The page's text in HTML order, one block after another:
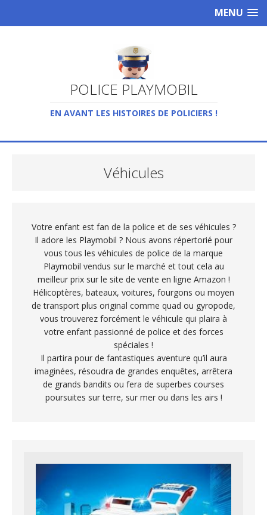
MENU
POLICE PLAYMOBIL
EN AVANT LES HISTOIRES DE POLICIERS !
Véhicules
Votre enfant est fan de la police et de ses véhicules ?
Il adore les Playmobil ? Nous avons répertorié pour
vous tous les véhicules de police de la marque
Playmobil vendus sur le marché et tout cela au
meilleur prix sur le site de vente en ligne Amazon !
Hélicoptères, bateaux, voitures, fourgons ou moyen
de transport plus original comme quad ou gyropode,
vous trouverez forcément le véhicule qui plaira à
votre enfant passionné de police et des forces
spéciales !
Il partira pour de fantastiques aventure qu’il aura
imaginées, résoudra de grandes enquêtes, arrêtera
de grands bandits ou fera de superbes courses
poursuites sur terre, sur mer ou dans les airs !